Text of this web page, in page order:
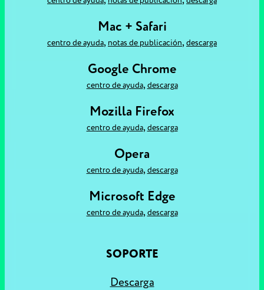
Mac + Safari
centro de ayuda, notas de publicación, descarga
Google Chrome
centro de ayuda, descarga
Mozilla Firefox
centro de ayuda, descarga
Opera
centro de ayuda, descarga
Microsoft Edge
centro de ayuda, descarga
SOPORTE
Descarga